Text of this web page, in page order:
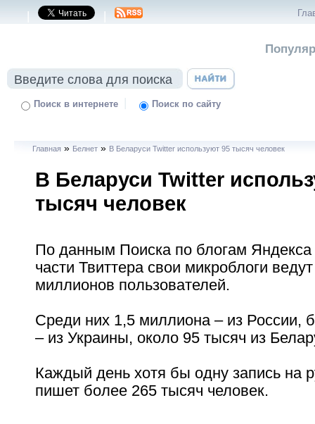
| |
Поиск в интернете | Поиск по сайту
Главная » Белнет » В Беларуси Twitter используют 95 тысяч человек
В Беларуси Twitter
тысяч человек
По данным Поиска по блогам Яндекса
части Твиттера свои микроблоги
миллионов пользователей.
Среди них 1,5 миллиона – из России,
– из Украины, около 95 тысяч из
Каждый день хотя бы одну запись на
пишет более 265 тысяч человек.